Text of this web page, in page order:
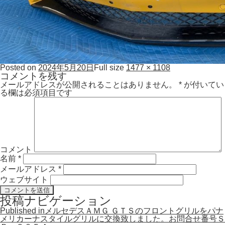
Posted on 2024年5月20日 Full size 1477 × 1108
コメントを残す
メールアドレスが公開されることはありません。 * が付いてい
る欄は必須項目です
コメント
名前 *
メールアドレス *
ウェブサイト
投稿ナビゲーション
Published in メルセデスＡＭＧ ＧＴＳのフロントグリルをパナ
メリカーナスタイルグリルに交換致しました。お問合せ番号Ｓ